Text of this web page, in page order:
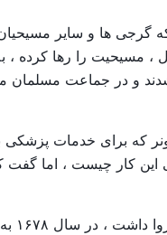
که گرجی ها و سایر
را رها کرده ، به
و در جماعت مسلمان
بودند. این میسیونر که
این کار چیست ، اما